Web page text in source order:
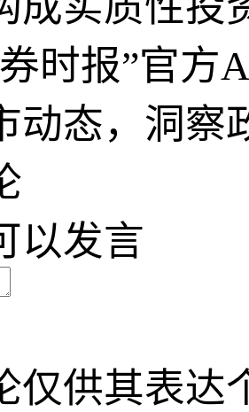
时报”官方
动态，洞察
以发言
仅供其表达